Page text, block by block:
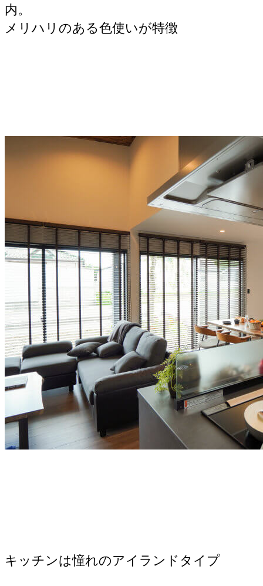
内。
メリハリのある色使いが特徴
キッチンは憧れのアイランドタイプ